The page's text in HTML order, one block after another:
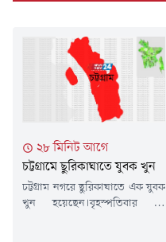
২৮ মিনিট আগে
চট্টগ্রামে ছুরিকাঘাতে যুবক খুন
চট্টগ্রাম নগরে ছুরিকাঘাতে এক যুবক
খুন হয়েছেন।বৃহস্পতিবার (৬